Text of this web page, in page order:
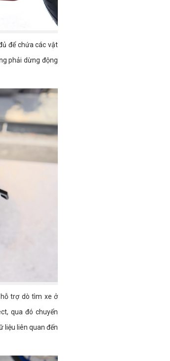
để chứa các vật
phải dừng động
trợ dò tìm xe ở
qua đó chuyển
liệu liên quan đến